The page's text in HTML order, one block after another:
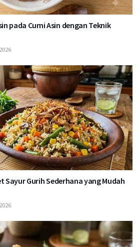
pada Cumi Asin dengan Teknik
Sayur Gurih Sederhana yang Mudah